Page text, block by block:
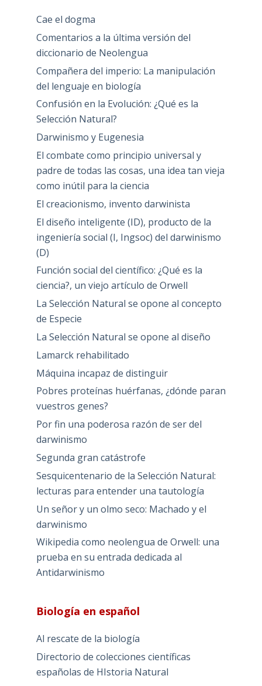
Cae el dogma
Comentarios a la última versión del
diccionario de Neolengua
Compañera del imperio: La manipulación
del lenguaje en biología
Confusión en la Evolución: ¿Qué es la
Selección Natural?
Darwinismo y Eugenesia
El combate como principio universal y
padre de todas las cosas, una idea tan vieja
como inútil para la ciencia
El creacionismo, invento darwinista
El diseño inteligente (ID), producto de la
ingeniería social (I, Ingsoc) del darwinismo
(D)
Función social del científico: ¿Qué es la
ciencia?, un viejo artículo de Orwell
La Selección Natural se opone al concepto
de Especie
La Selección Natural se opone al diseño
Lamarck rehabilitado
Máquina incapaz de distinguir
Pobres proteínas huérfanas, ¿dónde paran
vuestros genes?
Por fin una poderosa razón de ser del
darwinismo
Segunda gran catástrofe
Sesquicentenario de la Selección Natural:
lecturas para entender una tautología
Un señor y un olmo seco: Machado y el
darwinismo
Wikipedia como neolengua de Orwell: una
prueba en su entrada dedicada al
Antidarwinismo
Biología en español
Al rescate de la biología
Directorio de colecciones científicas
españolas de HIstoria Natural